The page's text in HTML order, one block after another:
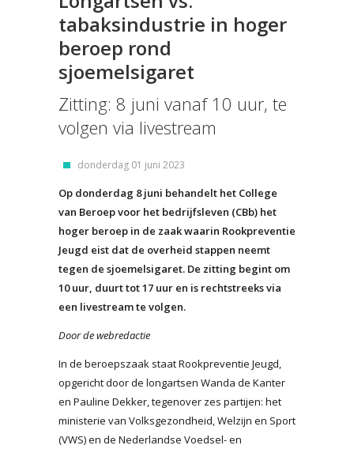
tabaksindustrie in hoger
beroep rond
sjoemelsigaret
Zitting: 8 juni vanaf 10 uur, te
volgen via livestream
donderdag 01 juni 2023
Op donderdag 8 juni behandelt het College
van Beroep voor het bedrijfsleven (CBb) het
hoger beroep in de zaak waarin Rookpreventie
Jeugd eist dat de overheid stappen neemt
tegen de sjoemelsigaret. De zitting begint om
10 uur, duurt tot 17 uur en is rechtstreeks via
een livestream te volgen.
Door de webredactie
In de beroepszaak staat Rookpreventie Jeugd,
opgericht door de longartsen Wanda de Kanter
en Pauline Dekker, tegenover zes partijen: het
ministerie van Volksgezondheid, Welzijn en Sport
(VWS) en de Nederlandse Voedsel- en